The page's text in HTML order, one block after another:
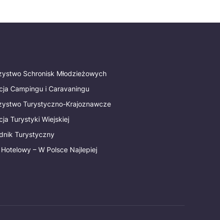
Schronisk Młodzieżowych
Campingu i Caravaningu
Turystyczno-Krajoznawcze
Turystyki Wiejskiej
Turystyczny
– W Polsce Najlepiej